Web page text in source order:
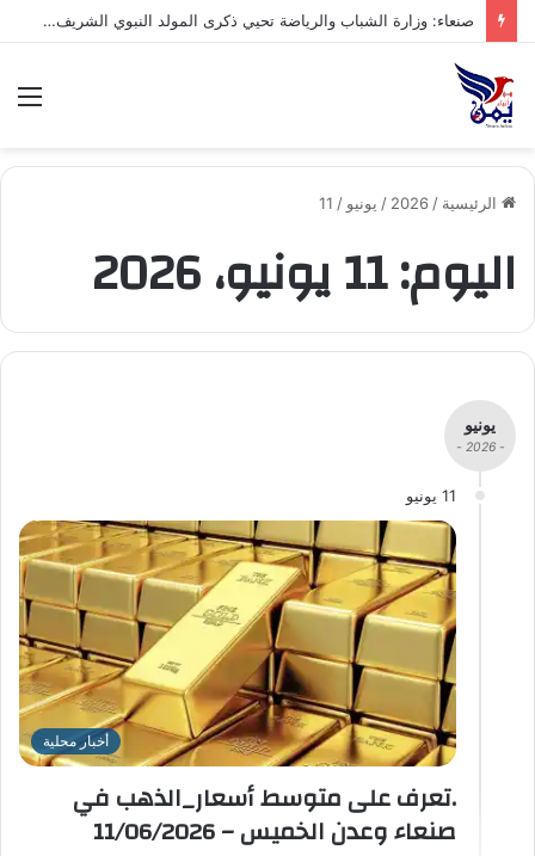
صنعاء: وزارة الشباب والرياضة تحيي ذكرى المولد النبوي الشريف بفعالية ثقافية وخطابية
الرئيسية /
2026
/ يونيو /
11
اليوم:11 يونيو، 2026
يونيو
- 2026 -
11 يونيو
أخبار محلية
.تعرف على متوسط أسعار_الذهب في
صنعاء وعدن الخميس – 11/06/2026